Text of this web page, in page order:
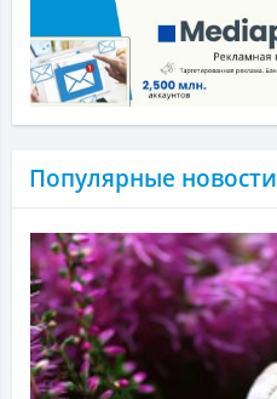
Популярные новости